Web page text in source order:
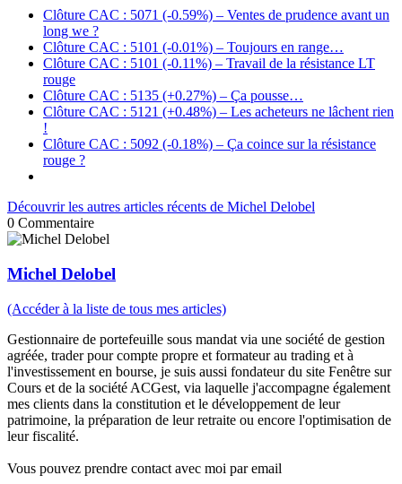
Clôture CAC : 5071 (-0.59%) – Ventes de prudence avant un
long we ?
Clôture CAC : 5101 (-0.01%) – Toujours en range…
Clôture CAC : 5101 (-0.11%) – Travail de la résistance LT
rouge
Clôture CAC : 5135 (+0.27%) – Ça pousse…
Clôture CAC : 5121 (+0.48%) – Les acheteurs ne lâchent rien
!
Clôture CAC : 5092 (-0.18%) – Ça coince sur la résistance
rouge ?
Découvrir les autres articles récents de Michel Delobel
0 Commentaire
Michel Delobel
(Accéder à la liste de tous mes articles)
Gestionnaire de portefeuille sous mandat via une société de gestion
agréée, trader pour compte propre et formateur au trading et à
l'investissement en bourse, je suis aussi fondateur du site Fenêtre sur
Cours et de la société ACGest, via laquelle j'accompagne également
mes clients dans la constitution et le développement de leur
patrimoine, la préparation de leur retraite ou encore l'optimisation de
leur fiscalité.
Vous pouvez prendre contact avec moi par email